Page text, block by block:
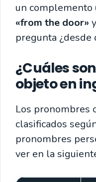
un complemento
«from the door»
pregunta ¿desde
¿Cuáles
objeto en
Los pronombres
clasificados
pronombres
ver en la